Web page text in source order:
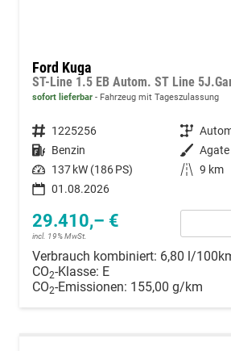
Ford Kuga
ST-Line 1.5 EB Autom. ST Line
sofort lieferbar Fahrzeug mit Tageszulassung
Fahrzeugnummer 1225256 Getriebe
Kraftstoff Benzin Außenfarbe
Leistung 137 kW (186 PS) Kilometerstand 9 km
01.08.2026
29.410,– €
incl. 19% MwSt.
Verbrauch kombiniert: 6,80 l/
CO2-Klasse: E
CO2-Emissionen: 155,00 g/km